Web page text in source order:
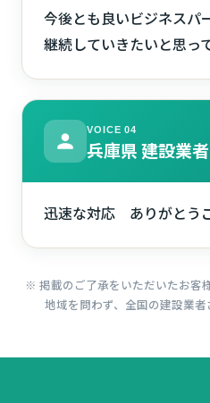
今後とも良いビジネスパ
継続していきたいと思っ
VOICE 04
兵庫県 建設業
迅速な対応 ありがとう
※ 掲載のご了承をいただいたお客
地域を問わず、全国の建設業者